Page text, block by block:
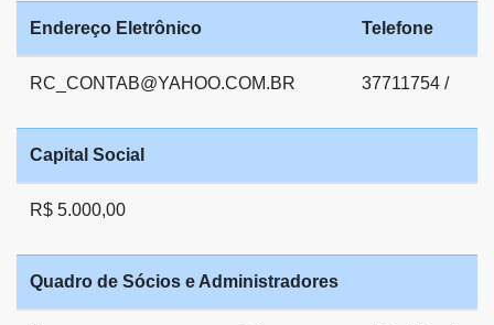
Endereço Eletrônico Telefone
RC_CONTAB@YAHOO.COM.BR 37711754 /
Capital Social
R$ 5.000,00
Quadro de Sócios e Administradores